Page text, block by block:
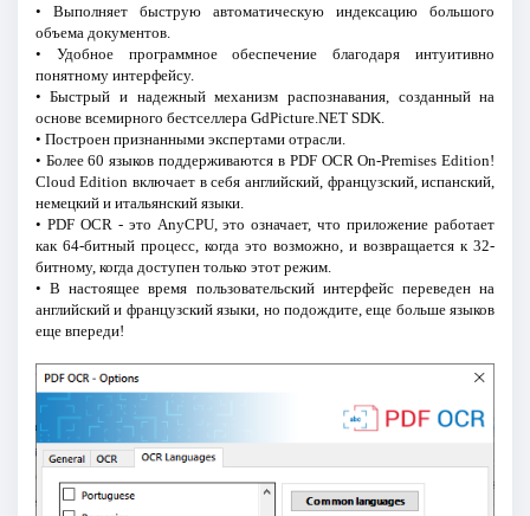
• Выполняет быструю автоматическую индексацию большого
объема документов.
• Удобное программное обеспечение благодаря интуитивно
понятному интерфейсу.
• Быстрый и надежный механизм распознавания, созданный на
основе всемирного бестселлера GdPicture.NET SDK.
• Построен признанными экспертами отрасли.
• Более 60 языков поддерживаются в PDF OCR On-Premises Edition!
Cloud Edition включает в себя английский, французский, испанский,
немецкий и итальянский языки.
• PDF OCR - это AnyCPU, это означает, что приложение работает
как 64-битный процесс, когда это возможно, и возвращается к 32-
битному, когда доступен только этот режим.
• В настоящее время пользовательский интерфейс переведен на
английский и французский языки, но подождите, еще больше языков
еще впереди!